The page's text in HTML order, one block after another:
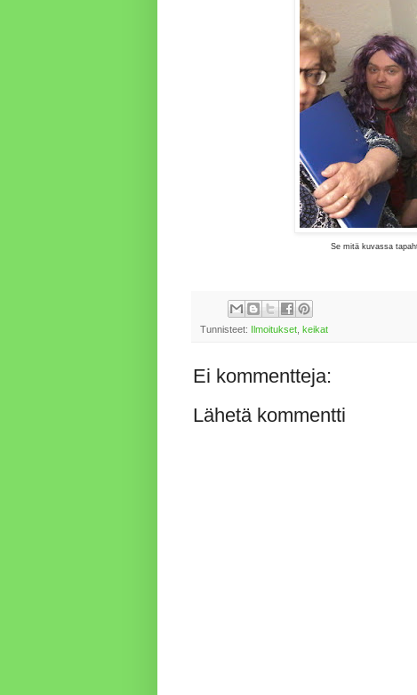
Se mitä kuvassa
Tunnisteet: Ilmoitukset, keikat
Ei kommentteja:
Lähetä kommentti